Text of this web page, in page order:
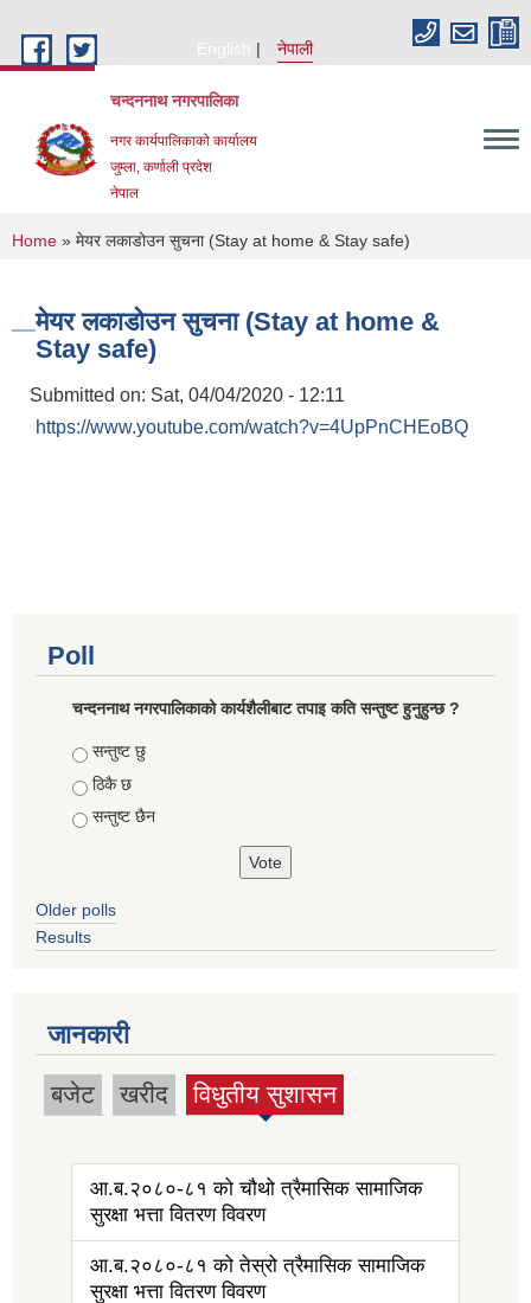
English
नेपाली
चन्दननाथ नगरपालिका
नगर कार्यपालिकाको कार्यालय
जुम्ला, कर्णाली प्रदेश
नेपाल
You are here
Home » मेयर लकाडोउन सुचना (Stay at home & Stay safe)
मेयर लकाडोउन सुचना (Stay at home &
Stay safe)
Submitted on: Sat, 04/04/2020 - 12:11
https://www.youtube.com/watch?v=4UpPnCHEoBQ
Poll
चन्दननाथ नगरपालिकाको कार्यशैलीबाट तपाइ कति सन्तुष्ट हुनुहुन्छ ?
Choices
सन्तुष्ट छु
ठिकै छ
सन्तुष्ट छैन
Older polls
Results
जानकारी
बजेट खरीद विधुतीय सुशासन
(active tab)
आ.ब.२०८०-८१ को चौथो त्रैमासिक सामाजिक
सुरक्षा भत्ता वितरण विवरण
आ.ब.२०८०-८१ को तेस्रो त्रैमासिक सामाजिक
सुरक्षा भत्ता वितरण विवरण